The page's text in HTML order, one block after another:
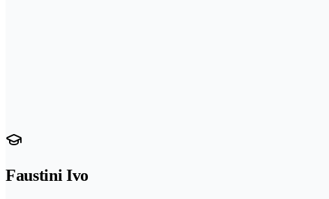
Faustini Ivo